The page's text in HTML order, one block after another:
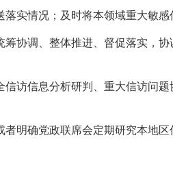
实情况；及时将本领域重大敏感
调、整体推进、督促落实，
访信息分析研判、重大信访问
明确党政联席会定期研究本地